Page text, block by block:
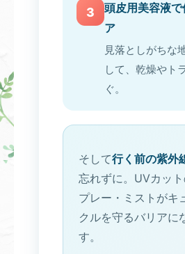
3
頭皮用美容液
ア
見落としがちな
して、乾燥やト
ぐ。
そして行く前の紫外
忘れずに。UVカッ
プレー・ミストがキ
クルを守るバリアに
す。